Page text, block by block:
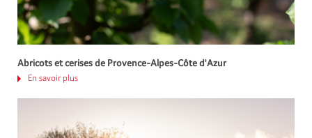
Abricots et cerises de Provence-Alpes-Côte d'Azur
En savoir plus